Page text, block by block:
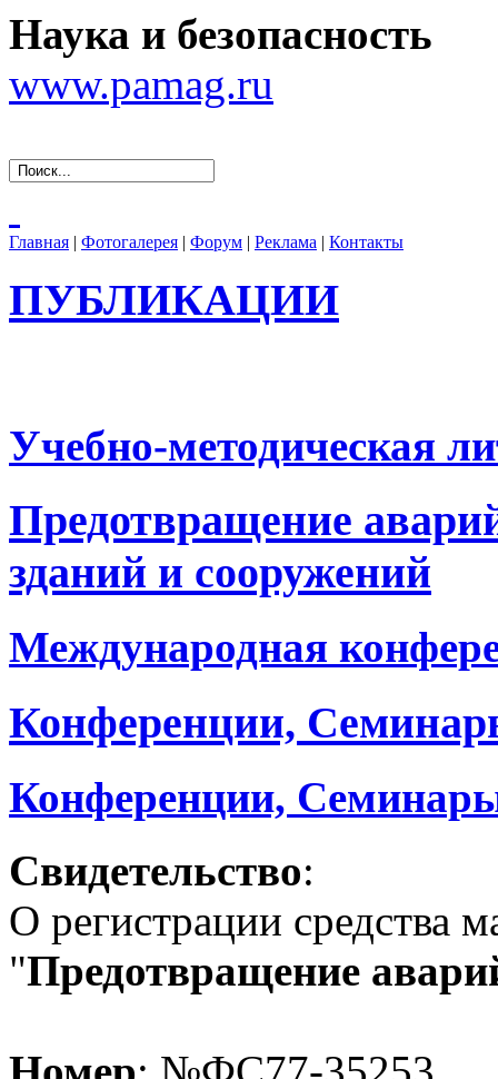
Наука и безопасность
www.pamag.ru
Главная | Фотогалерея | Форум | Реклама | Контакты
ПУБЛИКАЦИИ
Учебно-методическая
Предотвращение
зданий и сооружений
Международная
Конференции,
Конференции,
Свидетельство:
О регистрации средства
"Предотвращение